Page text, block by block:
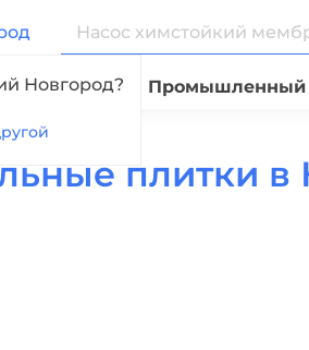
Новгород?
Видео Промышленный
плитки